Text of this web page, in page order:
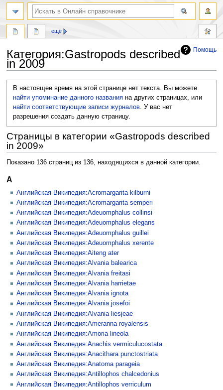
Помощь
Категория:Gastropods described
in 2009
навигации
В настоящее время на этой странице нет текста. Вы можете
найти упоминание данного названия на других страницах, или
найти соответствующие записи журналов. У вас нет
разрешения создать данную страницу.
Страницы в категории «Gastropods described
in 2009»
Показано 136 страниц из 136, находящихся в данной категории.
A
Английская Википедия:Acromargarita kilburni
Английская Википедия:Acromargarita semperi
Английская Википедия:Adeuomphalus collinsi
Английская Википедия:Adeuomphalus elegans
Английская Википедия:Adeuomphalus guillei
Английская Википедия:Adeuomphalus xerente
Английская Википедия:Aiteng ater
Английская Википедия:Alvania balearica
Английская Википедия:Alvania freitasi
Английская Википедия:Alvania harrietae
Английская Википедия:Alvania ignota
Английская Википедия:Alvania josefoi
Английская Википедия:Alvania liesjeae
Английская Википедия:Ameranna royalensis
Английская Википедия:Amoria lineola
Английская Википедия:Anachis vermiculucostata
Английская Википедия:Anacithara punctostriata
Английская Википедия:Anatoma parageia
Английская Википедия:Antillophos chalcedonius
Английская Википедия:Antillophos verriculum
ещё